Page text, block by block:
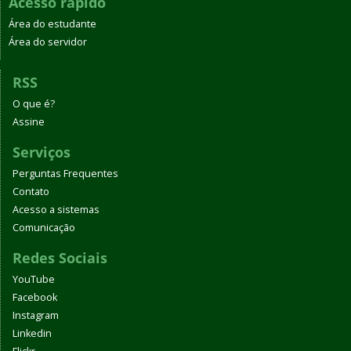
Área do estudante
Área do servidor
RSS
O que é?
Assine
Serviços
Perguntas Frequentes
Contato
Acesso a sistemas
Comunicação
Redes Sociais
YouTube
Facebook
Instagram
Linkedin